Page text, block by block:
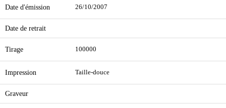
Date d'émission 26/10/2007
Date de retrait
Tirage 100000
Impression Taille-douce
Graveur